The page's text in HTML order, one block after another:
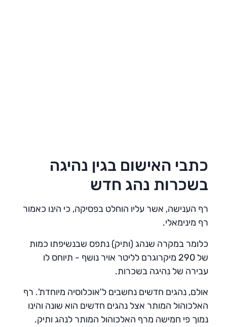
כתבי האישום בגין נהיגה
בשכרות נהג חדש
רף הענישה, אשר עליו הוחלט בפסיקה, כי הינו כאמור
רף מינימאלי.
כלומר במקרה שנהג (ותיק) נתפס שבנשיפתו כמות
של 290 מיקרוגרם לליטר אויר נושף - תיוחס לו
עבירה של נהיגה בשכרות.
אולם, נהגים חדשים נחשבים ל'אוכלוסיה מיוחדת'. רף
האלכוהול המותר אצל נהגים חדשים הוא שונה והינו
נמוך פי חמישה מרף האלכוהול המותר לנהג ותיק.